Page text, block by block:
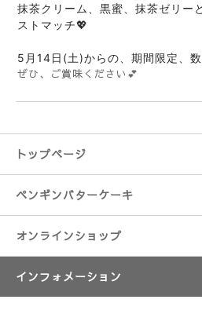
抹茶クリーム、黒蜜、抹茶ゼリー
ストマッチ💖
5月14日(土)からの、期間限定、数
ぜひ、ご賞味ください💕
トップページ
ペンギンバターケーキ
オンラインショップ
インフォメーション